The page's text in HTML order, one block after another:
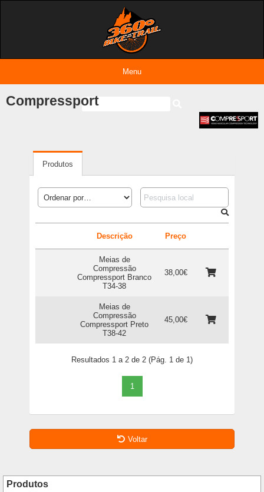
Entrar
Menu
Produtos
Compressport
Produtos
Descrição Preço
Meias de
Compressão
Compressport Branco
T34-38
38,00€
Meias de
Compressão
Compressport Preto
T38-42
45,00€
Resultados 1 a 2 de 2 (Pág. 1 de 1)
1
Voltar